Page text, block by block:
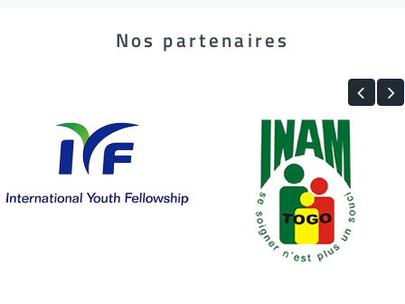
Nos partenaires